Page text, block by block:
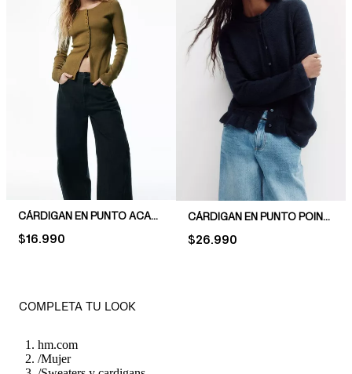
CÁRDIGAN EN PUNTO ACANALADO
PRICE:
$16.990
CÁRDIGAN EN PUNTO POINTELLE
PRICE:
$26.990
COMPLETA TU LOOK
hm.com
/Mujer